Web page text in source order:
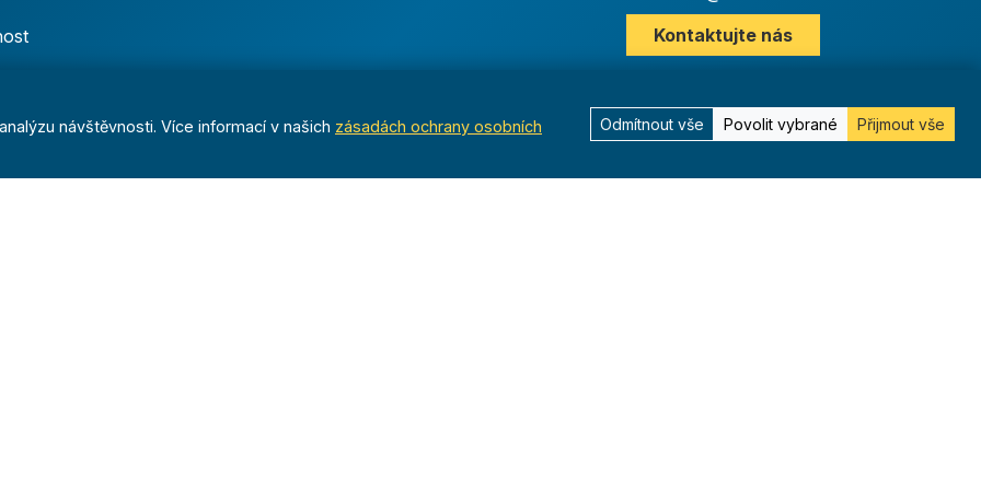
Kontaktujte nás
návštěvnosti. Více informací v našich zásadách ochrany osobních
Odmítnout vše Povolit vybrané Přijmout vše